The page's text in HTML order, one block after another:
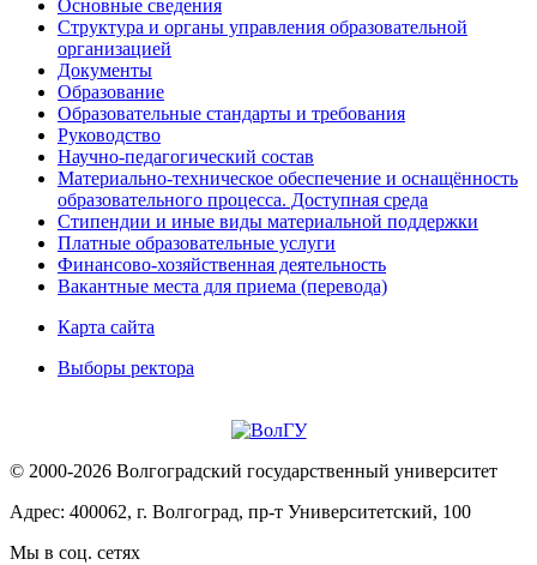
Основные сведения
Структура и органы управления образовательной
организацией
Документы
Образование
Образовательные стандарты и требования
Руководство
Научно-педагогический состав
Материально-техническое обеспечение и оснащённость
образовательного процесса. Доступная среда
Стипендии и иные виды материальной поддержки
Платные образовательные услуги
Финансово-хозяйственная деятельность
Вакантные места для приема (перевода)
Карта сайта
Выборы ректора
© 2000-2026 Волгоградский государственный университет
Адрес: 400062, г. Волгоград, пр-т Университетский, 100
Мы в соц. сетях